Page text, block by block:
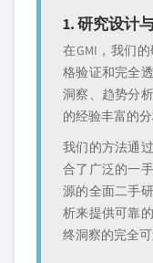
1. 研究设计
在GMI，我们
格验证和完全
洞察、趋势分
的经验丰富的分
我们的方法通
合了广泛的一
源的全面二手
析来提供可靠
终洞察的完全可